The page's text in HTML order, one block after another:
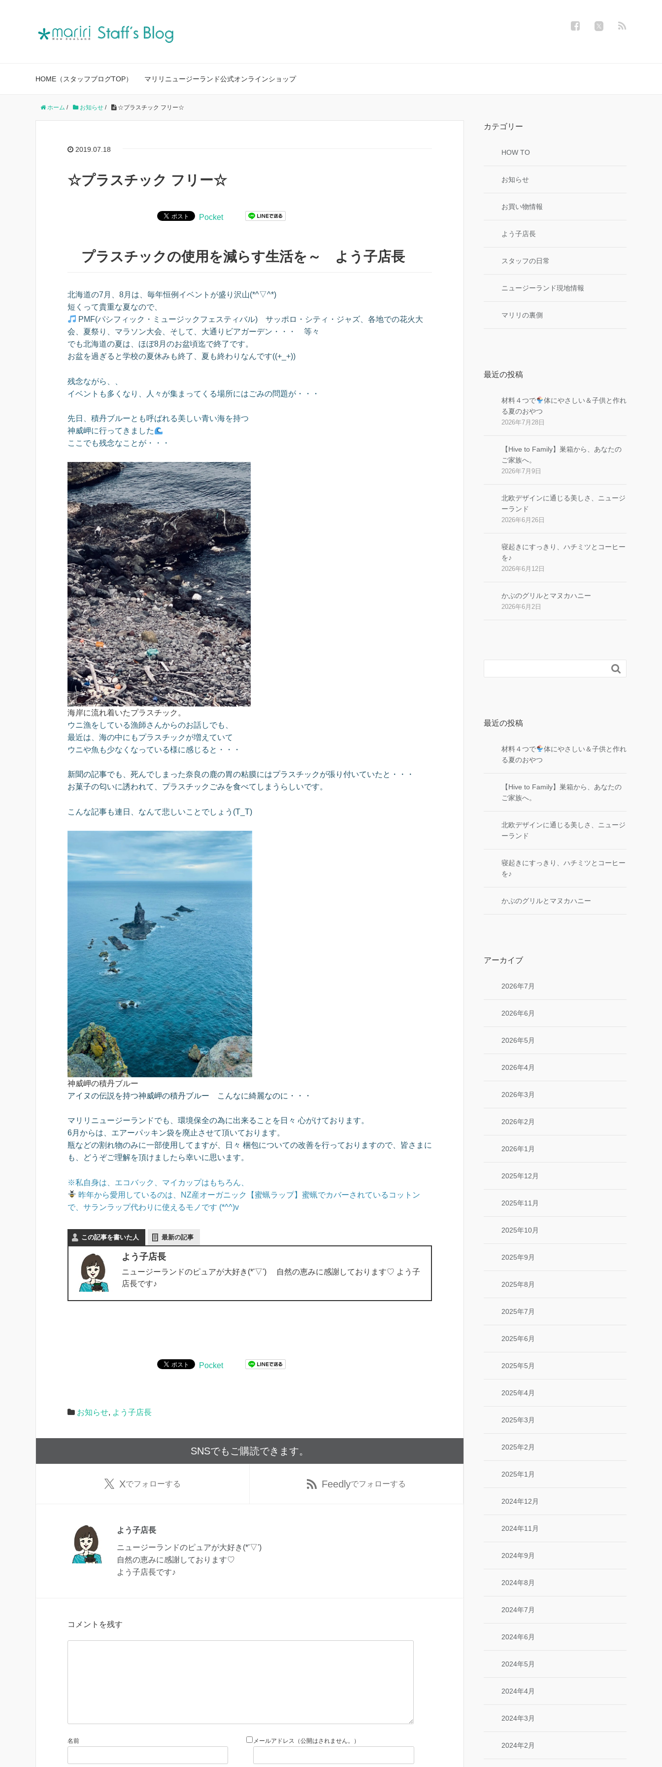
HOME（スタッフブログTOP） マリリニュージーランド公式オンラインショップ
ホーム / お知らせ / ☆プラスチック フリー☆
2019.07.18
☆プラスチック フリー☆
Pocket
プラスチックの使用を減らす生活を～ よう子店長
北海道の7月、8月は、毎年恒例イベントが盛り沢山(*^▽^*)
短くって貴重な夏なので、
PMF(パシフィック・ミュージックフェスティバル) サッポロ・シティ・ジャズ、各地での花火大
会、夏祭り、マラソン大会、そして、大通りビアガーデン・・・ 等々
でも北海道の夏は、ほぼ8月のお盆頃迄で終了です。
お盆を過ぎると学校の夏休みも終了、夏も終わりなんです((+_+))
残念ながら、、
イベントも多くなり、人々が集まってくる場所にはごみの問題が・・・
先日、積丹ブルーとも呼ばれる美しい青い海を持つ
神威岬に行ってきました
ここでも残念なことが・・・
海岸に流れ着いたプラスチック。
ウニ漁をしている漁師さんからのお話しでも、
最近は、海の中にもプラスチックが増えていて
ウニや魚も少なくなっている様に感じると・・・
新聞の記事でも、死んでしまった奈良の鹿の胃の粘膜にはプラスチックが張り付いていたと・・・
お菓子の匂いに誘われて、プラスチックごみを食べてしまうらしいです。
こんな記事も連日、なんて悲しいことでしょう(T_T)
神威岬の積丹ブルー
アイヌの伝説を持つ神威岬の積丹ブルー こんなに綺麗なのに・・・
マリリニュージーランドでも、環境保全の為に出来ることを日々 心がけております。
6月からは、エアーパッキン袋を廃止させて頂いております。
瓶などの割れ物のみに一部使用してますが、日々 梱包についての改善を行っておりますので、皆さまに
も、どうぞご理解を頂けましたら幸いに思います。
※私自身は、エコバック、マイカップはもちろん、
昨年から愛用しているのは、NZ産オーガニック【蜜蝋ラップ】蜜蝋でカバーされているコットン
で、サランラップ代わりに使えるモノです (*^^)v
この記事を書いた人 最新の記事
よう子店長
ニュージーランドのピュアが大好き(*'▽') 自然の恵みに感謝しております♡ よう子
店長です♪
Pocket
お知らせ, よう子店長
SNSでもご購読できます。
Xでフォローする Feedlyでフォローする
よう子店長
ニュージーランドのピュアが大好き(*'▽')
自然の恵みに感謝しております♡
よう子店長です♪
コメントを残す
名前 メールアドレス（公開はされません。）
カテゴリー
HOW TO
お知らせ
お買い物情報
よう子店長
スタッフの日常
ニュージーランド現地情報
マリリの裏側
最近の投稿
材料４つで
体にやさしい＆子供と作れ
る夏のおやつ
2026年7月28日
【Hive to Family】巣箱から、あなたの
ご家族へ。
2026年7月9日
北欧デザインに通じる美しさ、ニュージ
ーランド
2026年6月26日
寝起きにすっきり、ハチミツとコーヒー
を♪
2026年6月12日
かぶのグリルとマヌカハニー
2026年6月2日

最近の投稿
材料４つで
体にやさしい＆子供と作れ
る夏のおやつ
【Hive to Family】巣箱から、あなたの
ご家族へ。
北欧デザインに通じる美しさ、ニュージ
ーランド
寝起きにすっきり、ハチミツとコーヒー
を♪
かぶのグリルとマヌカハニー
アーカイブ
2026年7月
2026年6月
2026年5月
2026年4月
2026年3月
2026年2月
2026年1月
2025年12月
2025年11月
2025年10月
2025年9月
2025年8月
2025年7月
2025年6月
2025年5月
2025年4月
2025年3月
2025年2月
2025年1月
2024年12月
2024年11月
2024年9月
2024年8月
2024年7月
2024年6月
2024年5月
2024年4月
2024年3月
2024年2月